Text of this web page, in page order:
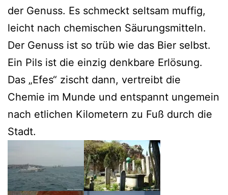
der Genuss. Es schmeckt seltsam muffig,
leicht nach chemischen Säurungsmitteln.
Der Genuss ist so trüb wie das Bier selbst.
Ein Pils ist die einzig denkbare Erlösung.
Das „Efes“ zischt dann, vertreibt die
Chemie im Munde und entspannt ungemein
nach etlichen Kilometern zu Fuß durch die
Stadt.